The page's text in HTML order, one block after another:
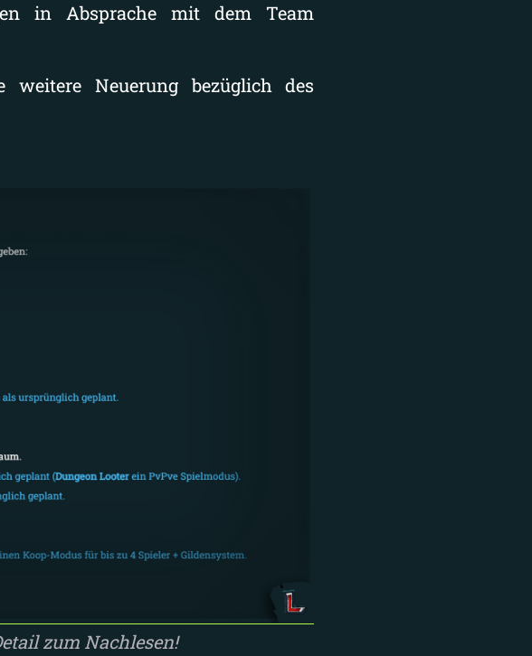
in Absprache mit dem Team
Neuerung bezüglich des
zum Nachlesen!